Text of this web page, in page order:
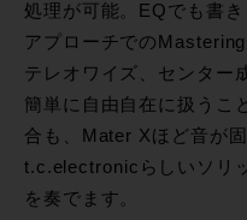
処理が可能。EQでも書
アプローチでの
テレオワイズ、センター
簡単に自由自在に扱うこ
合も、Mater Xほど音が
t.c.electronicらしいソリ
を奏でます。